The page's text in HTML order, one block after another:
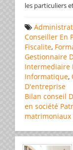
les particuliers
Conseiller En
Fiscalite,
Gestionnaire
Intermediaire
Informatique,
D'entreprise
Bilan conseil
en société
matrimoniaux